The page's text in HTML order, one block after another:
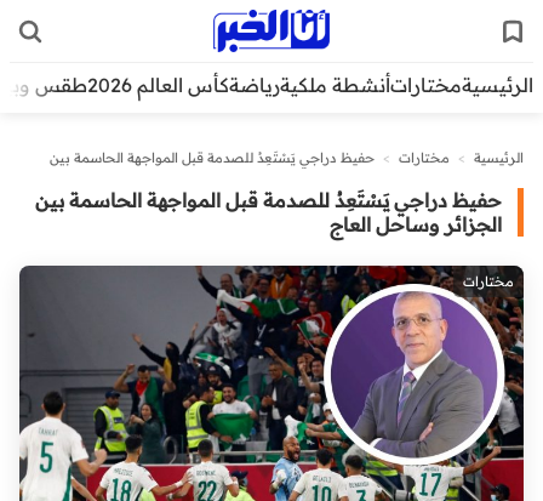
الرئيسيةمختاراتأنشطة ملكيةرياضةكأس العالم 2026 طقس
الرئيسية > مختارات > حفيظ دراجي يَسْتَعِدُ للصدمة قبل المواجهة الحاسمة بين
حفيظ دراجي يَسْتَعِدُ للصدمة قبل المواجهة الحاسمة بين
الجزائر وساحل العاج
مختارات